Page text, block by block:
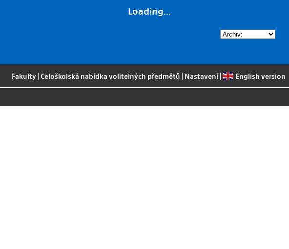
Loading...
Fakulty |Celoškolská nabídka volitelných předmětů Nastavení| English version